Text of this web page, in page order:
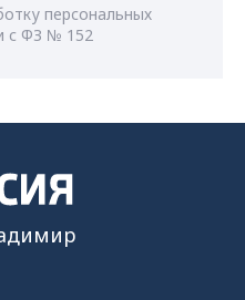
персональных
с ФЗ № 152